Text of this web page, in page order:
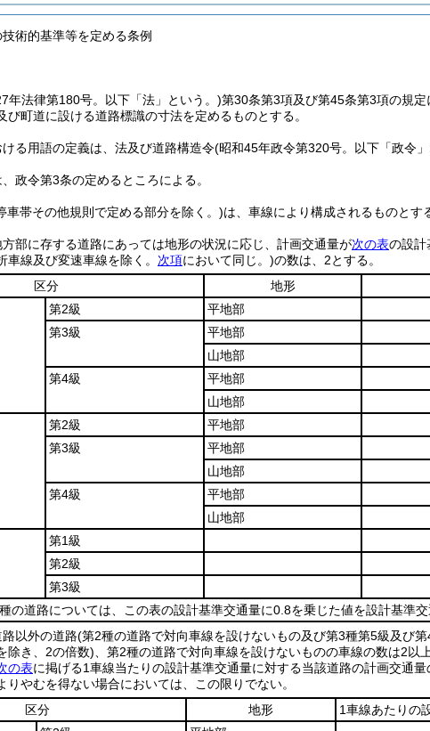
術的基準等を定める条例
年法律第180号。以下「法」という。)第30条第3項及び第45条第3項の規
び町道に設ける道路標識の寸法を定めるものとする。
ける用語の定義は、法及び道路構造令(昭和45年政令第320号。以下「政令
政令第3条の定めるところによる。
車帯その他規則で定める部分を除く。)は、車線により構成されるものとす
部に存する道路にあっては地形の状況に応じ、計画交通量が次の表の設計
車線及び変速車線を除く。 次項において同じ。)の数は、2とする。
区分
地形
第2級 平地部
第3級
平地部
山地部
第4級
平地部
山地部
第2級 平地部
第3級
平地部
山地部
第4級
平地部
山地部
第1級
第2級
第3級
の道路については、この表の設計基準交通量に0.8を乗じた値を設計基準交
以外の道路(第2種の道路で対向車線を設けないもの及び第3種第5級及び
除き、2の倍数) 、第2種の道路で対向車線を設けないものの車線の数は2
の表に掲げる1車線当たりの設計基準交通量に対する当該道路の計画交通量
りやむを得ない場合においては、この限りでない。
区分
地形 1車線あたりの